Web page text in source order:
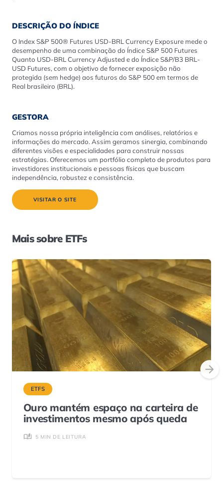
DESCRIÇÃO DO ÍNDICE
O Index S&P 500® Futures USD-BRL Currency Exposure mede o
desempenho de uma combinação do Índice S&P 500 Futures
Quanto USD-BRL Currency Adjusted e do Índice S&P/B3 BRL-
USD Futures, com o objetivo de fornecer exposição não
protegida (sem hedge) aos futuros do S&P 500 em termos de
Real brasileiro (BRL).
GESTORA
Criamos nossa própria inteligência com análises, relatórios e
informações do mercado. Assim geramos sinergia, combinando
diferentes visões e especialidades para construir nossas
estratégias. Oferecemos um portfólio completo de produtos para
investidores institucionais e pessoas físicas que buscam
independência, robustez e consistência.
VISITAR O SITE
Mais sobre ETFs
ETFS
Ouro mantém espaço na carteira de
investimentos mesmo após queda
5 MIN DE LEITURA